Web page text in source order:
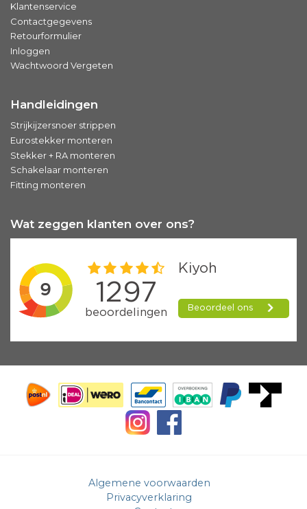
Klantenservice
Contactgegevens
Retourformulier
Inloggen
Wachtwoord Vergeten
Handleidingen
Strijkijzersnoer strippen
Eurostekker monteren
Stekker + RA monteren
Schakelaar monteren
Fitting monteren
Wat zeggen klanten over ons?
Algemene voorwaarden
Privacyverklaring